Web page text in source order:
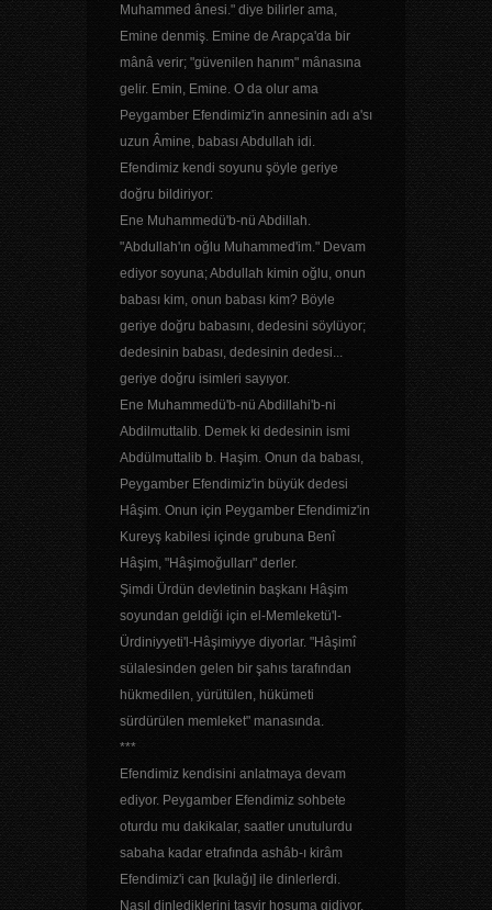
Muhammed ânesi." diye bilirler ama,
Emine denmiş. Emine de Arapça'da bir
mânâ verir; "güvenilen hanım" mânasına
gelir. Emin, Emine. O da olur ama
Peygamber Efendimiz'in annesinin adı a'sı
uzun Âmine, babası Abdullah idi.
Efendimiz kendi soyunu şöyle geriye
doğru bildiriyor:
Ene Muhammedü'b-nü Abdillah.
"Abdullah'ın oğlu Muhammed'im." Devam
ediyor soyuna; Abdullah kimin oğlu, onun
babası kim, onun babası kim? Böyle
geriye doğru babasını, dedesini söylüyor;
dedesinin babası, dedesinin dedesi...
geriye doğru isimleri sayıyor.
Ene Muhammedü'b-nü Abdillahi'b-ni
Abdilmuttalib. Demek ki dedesinin ismi
Abdülmuttalib b. Haşim. Onun da babası,
Peygamber Efendimiz'in büyük dedesi
Hâşim. Onun için Peygamber Efendimiz'in
Kureyş kabilesi içinde grubuna Benî
Hâşim, "Hâşimoğulları" derler.
Şimdi Ürdün devletinin başkanı Hâşim
soyundan geldiği için el-Memleketü'l-
Ürdiniyyeti'l-Hâşimiyye diyorlar. "Hâşimî
sülalesinden gelen bir şahıs tarafından
hükmedilen, yürütülen, hükümeti
sürdürülen memleket" manasında.
***
Efendimiz kendisini anlatmaya devam
ediyor. Peygamber Efendimiz sohbete
oturdu mu dakikalar, saatler unutulurdu
sabaha kadar etrafında ashâb-ı kirâm
Efendimiz'i can [kulağı] ile dinlerlerdi.
Nasıl dinlediklerini tasvir hoşuma gidiyor.